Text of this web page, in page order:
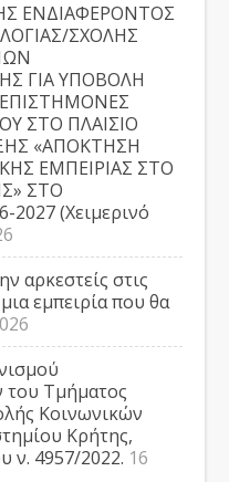
ΕΝΔΙΑΦΕΡΟΝΤΟΣ
ΣΧΟΛΗΣ
ΓΙΑ ΥΠΟΒΟΛΗ
ΣΤΟ ΠΛΑΙΣΙΟ
«ΑΠΟΚΤΗΣΗ
ΕΜΠΕΙΡΙΑΣ ΣΤΟ
ΣΤΟ
(Χειμερινό
αρκεστείς στις
εμπειρία που θα
Τμήματος
Κοινωνικών
Κρήτης,
ν. 4957/2022. 16